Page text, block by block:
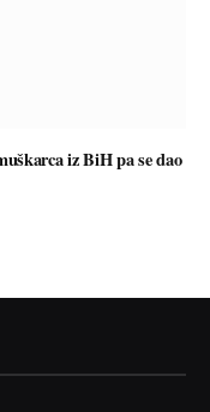
iz BiH pa se dao